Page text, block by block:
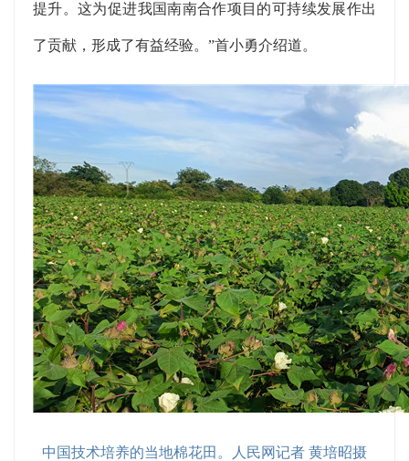
提升。这为促进我国南南合作项目的可持续发展作出
了贡献，形成了有益经验。”首小勇介绍道。
中国技术培养的当地棉花田。人民网记者 黄培昭摄